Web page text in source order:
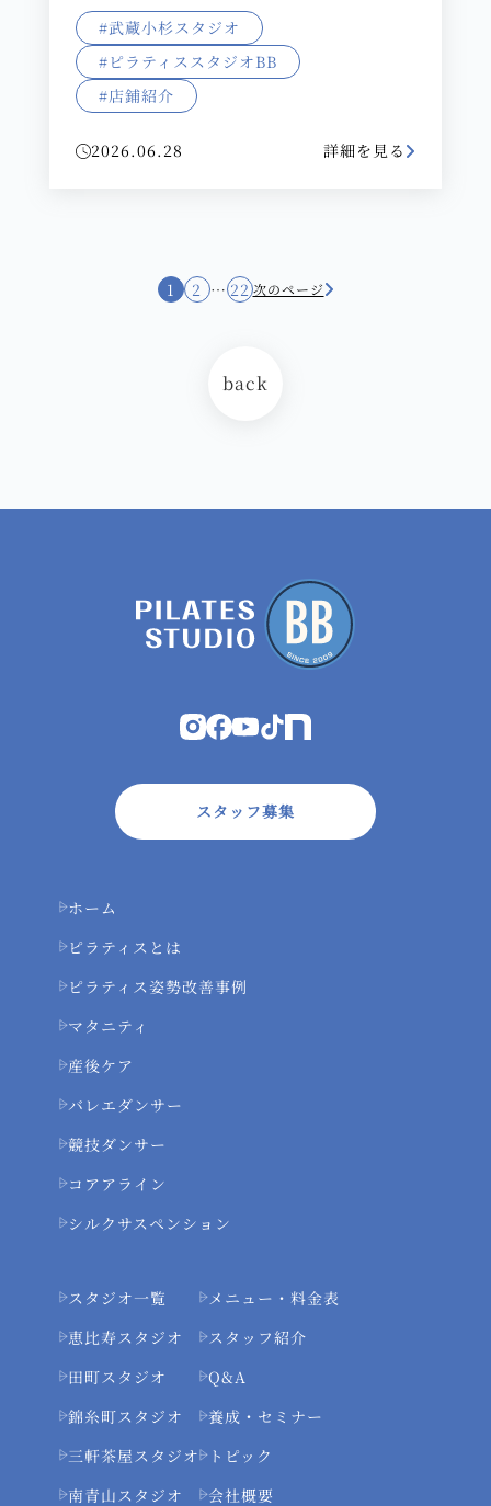
#武蔵小杉スタジオ
#ピラティススタジオBB
#店鋪紹介
2026.06.28 詳細を見る
1 2 … 22次のページ
back
スタッフ募集
ホーム
ピラティスとは
ピラティス姿勢改善事例
マタニティ
産後ケア
バレエダンサー
競技ダンサー
コアアライン
シルクサスペンション
スタジオ一覧
恵比寿スタジオ
田町スタジオ
錦糸町スタジオ
三軒茶屋スタジオ
南青山スタジオ
メニュー・料金表
スタッフ紹介
Q&A
養成・セミナー
トピック
会社概要